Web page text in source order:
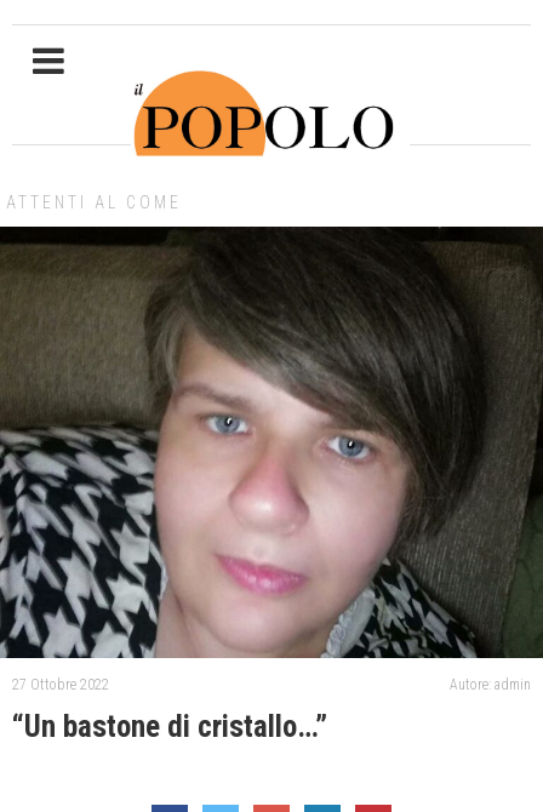
ATTENTI AL COME
27 Ottobre 2022 Autore: admin
“Un bastone di cristallo…”